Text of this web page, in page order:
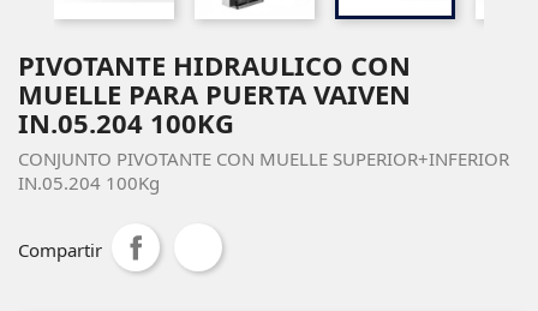
PIVOTANTE HIDRAULICO CON
MUELLE PARA PUERTA VAIVEN
IN.05.204 100KG
CONJUNTO PIVOTANTE CON MUELLE SUPERIOR+INFERIOR
IN.05.204 100Kg
Compartir